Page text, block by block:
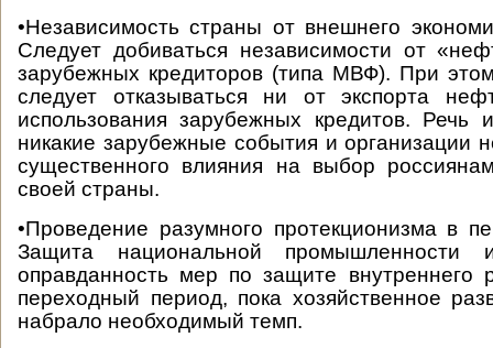
•Независимость страны от внешнего
Следует добиваться независимости от
зарубежных кредиторов (типа МВФ). При этом
следует отказываться ни от экспорта
использования зарубежных кредитов. Речь
никакие зарубежные события и организации
существенного влияния на выбор
своей страны.
•Проведение разумного протекционизма в
Защита национальной
оправданность мер по защите внутреннего
переходный период, пока хозяйственное
набрало необходимый темп.